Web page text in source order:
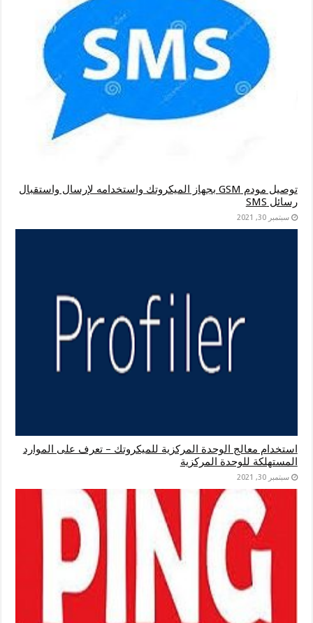
توصيل مودم GSM بجهاز الميكروتك واستخدامه لإرسال واستقبال
رسائل SMS
سبتمبر 30, 2021
استخدام معالج الوحدة المركزية للميكروتك – تعرف على الموارد
المستهلكة للوحدة المركزية
سبتمبر 30, 2021